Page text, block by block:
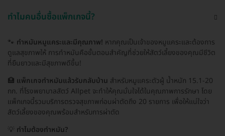
ทำไมคนอื่นซื้อแพ็กเกจนี้?
🐾 ทำหมันหมูแคระและมีคุณภาพ! หากคุณเป็นเจ้าของหมูแคระและต้องการ
ดูแลสุขภาพให้ การทำหมันคือขั้นตอนสำคัญที่ช่วยให้สัตว์เลี้ยงของคุณมีชีวิต
ที่ยืนยาวและมีสุขภาพดีขึ้น!
🏥 แพ็กเกจทำหมันแล้วรับกลับบ้าน สำหรับหมูแคระตัวผู้ น้ำหนัก 15.1-20
กก. ที่โรงพยาบาลสัตว์ Allpet จะทำให้คุณมั่นใจได้ในคุณภาพการรักษา โดย
แพ็กเกจนี้รวมบริการตรวจสุขภาพก่อนผ่าตัดถึง 20 รายการ เพื่อให้แน่ใจว่า
สัตว์เลี้ยงของคุณพร้อมสำหรับการผ่าตัด
💡 ทำไมต้องทำหมัน?